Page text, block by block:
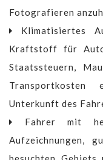
Fotografieren
Klimatisiertes
Kraftstoff für
Staatssteuern,
Transportkosten
Unterkunft des
Fahrer mit
Aufzeichnungen,